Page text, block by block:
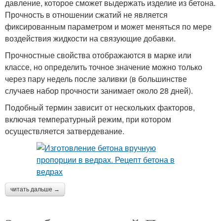
давление, которое сможет выдержать изделие из бетона.
Прочность в отношении сжатий не является
фиксированным параметром и может меняться по мере
воздействия жидкости на связующие добавки.
Прочностные свойства отображаются в марке или
классе, но определить точное значение можно только
через пару недель после заливки (в большинстве
случаев набор прочности занимает около 28 дней).
Подобный термин зависит от нескольких факторов,
включая температурный режим, при котором
осуществляется затвердевание.
читать дальше →